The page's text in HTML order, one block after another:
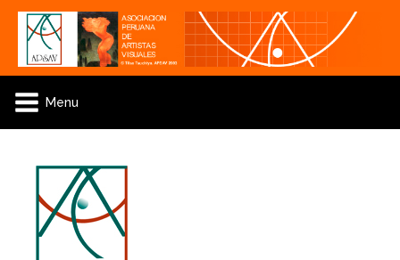
Menu